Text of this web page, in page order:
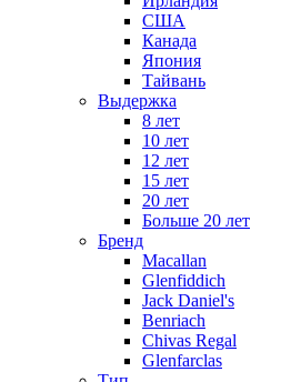
США
Канада
Япония
Тайвань
Выдержка
8 лет
10 лет
12 лет
15 лет
20 лет
Больше 20 лет
Бренд
Macallan
Glenfiddich
Jack Daniel's
Benriach
Chivas Regal
Glenfarclas